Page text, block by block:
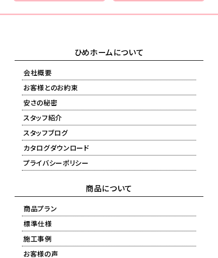
ひめホームについて
会社概要
お客様とのお約束
安さの秘密
スタッフ紹介
スタッフブログ
カタログダウンロード
プライバシーポリシー
商品について
商品プラン
標準仕様
施工事例
お客様の声